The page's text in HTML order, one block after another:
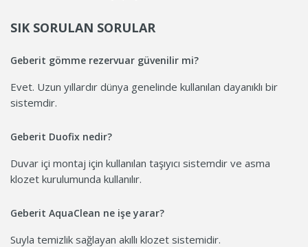
SIK SORULAN SORULAR
Geberit gömme rezervuar güvenilir mi?
Evet. Uzun yıllardır dünya genelinde kullanılan dayanıklı bir
sistemdir.
Geberit Duofix nedir?
Duvar içi montaj için kullanılan taşıyıcı sistemdir ve asma
klozet kurulumunda kullanılır.
Geberit AquaClean ne işe yarar?
Suyla temizlik sağlayan akıllı klozet sistemidir.